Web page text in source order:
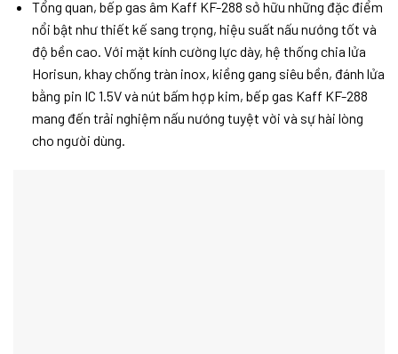
Tổng quan, bếp gas âm Kaff KF-288 sở hữu những đặc điểm
nổi bật như thiết kế sang trọng, hiệu suất nấu nướng tốt và
độ bền cao. Với mặt kính cường lực dày, hệ thống chia lửa
Horisun, khay chống tràn inox, kiềng gang siêu bền, đánh lửa
bằng pin IC 1.5V và nút bấm hợp kim, bếp gas Kaff KF-288
mang đến trải nghiệm nấu nướng tuyệt vời và sự hài lòng
cho người dùng.